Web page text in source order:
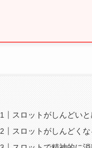
スロットがしんどい
スロットがしんどく